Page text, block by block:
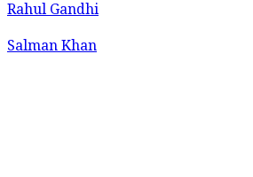
Rahul Gandhi
Salman Khan